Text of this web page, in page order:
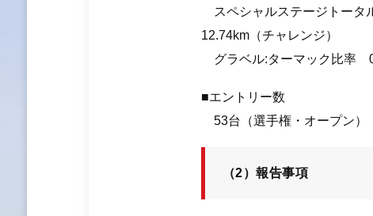
スペシャルステージトータ
12.74km（チャレンジ）
グラベル:ターマック比率
■エントリー数
53台（選⼿権・オープン）
（2）報告事項